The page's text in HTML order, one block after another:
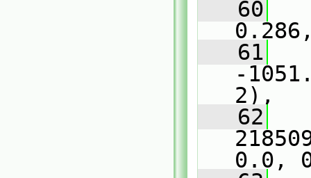
   60
   61
-
2),
   62
0.0,